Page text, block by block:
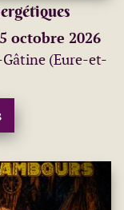
octobre 2026
(Eure-et-